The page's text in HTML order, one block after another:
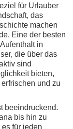
für Urlauber
das
machen
Eine der besten
in
die über das
sind
bieten,
und zu
beeindruckend.
bis hin zu
für jeden